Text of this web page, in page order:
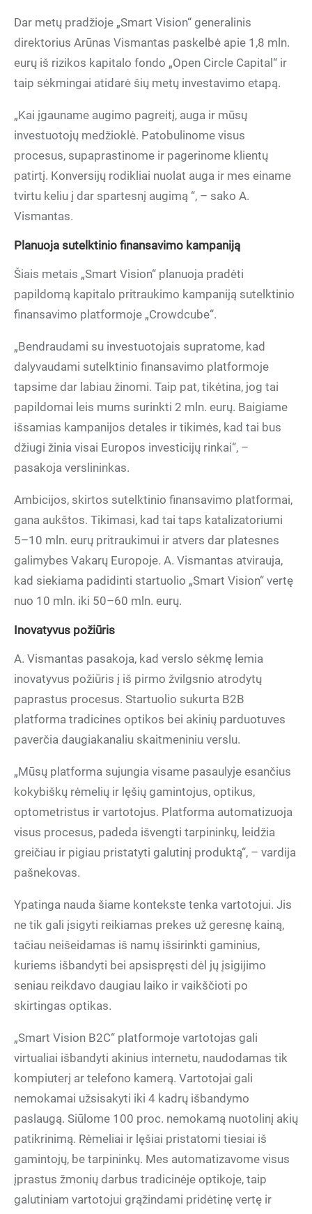
Dar metų pradžioje „Smart Vision“ generalinis
direktorius Arūnas Vismantas paskelbė apie 1,8 mln.
eurų iš rizikos kapitalo fondo „Open Circle Capital“ ir
taip sėkmingai atidarė šių metų investavimo etapą.
„Kai įgauname augimo pagreitį, auga ir mūsų
investuotojų medžioklė. Patobulinome visus
procesus, supaprastinome ir pagerinome klientų
patirtį. Konversijų rodikliai nuolat auga ir mes einame
tvirtu keliu į dar spartesnį augimą “, – sako A.
Vismantas.
Planuoja sutelktinio finansavimo kampaniją
Šiais metais „Smart Vision“ planuoja pradėti
papildomą kapitalo pritraukimo kampaniją sutelktinio
finansavimo platformoje „Crowdcube“.
„Bendraudami su investuotojais supratome, kad
dalyvaudami sutelktinio finansavimo platformoje
tapsime dar labiau žinomi. Taip pat, tikėtina, jog tai
papildomai leis mums surinkti 2 mln. eurų. Baigiame
išsamias kampanijos detales ir tikimės, kad tai bus
džiugi žinia visai Europos investicijų rinkai“, –
pasakoja verslininkas.
Ambicijos, skirtos sutelktinio finansavimo platformai,
gana aukštos. Tikimasi, kad tai taps katalizatoriumi
5–10 mln. eurų pritraukimui ir atvers dar platesnes
galimybes Vakarų Europoje. A. Vismantas atvirauja,
kad siekiama padidinti startuolio „Smart Vision“ vertę
nuo 10 mln. iki 50–60 mln. eurų.
Inovatyvus požiūris
A. Vismantas pasakoja, kad verslo sėkmę lemia
inovatyvus požiūris į iš pirmo žvilgsnio atrodytų
paprastus procesus. Startuolio sukurta B2B
platforma tradicines optikos bei akinių parduotuves
paverčia daugiakanaliu skaitmeniniu verslu.
„Mūsų platforma sujungia visame pasaulyje esančius
kokybiškų rėmelių ir lęšių gamintojus, optikus,
optometristus ir vartotojus. Platforma automatizuoja
visus procesus, padeda išvengti tarpininkų, leidžia
greičiau ir pigiau pristatyti galutinį produktą“, – vardija
pašnekovas.
Ypatinga nauda šiame kontekste tenka vartotojui. Jis
ne tik gali įsigyti reikiamas prekes už geresnę kainą,
tačiau neišeidamas iš namų išsirinkti gaminius,
kuriems išbandyti bei apsispręsti dėl jų įsigijimo
seniau reikdavo daugiau laiko ir vaikščioti po
skirtingas optikas.
„Smart Vision B2C“ platformoje vartotojas gali
virtualiai išbandyti akinius internetu, naudodamas tik
kompiuterį ar telefono kamerą. Vartotojai gali
nemokamai užsisakyti iki 4 kadrų išbandymo
paslaugą. Siūlome 100 proc. nemokamą nuotolinį akių
patikrinimą. Rėmeliai ir lęšiai pristatomi tiesiai iš
gamintojų, be tarpininkų. Mes automatizavome visus
įprastus žmonių darbus tradicinėje optikoje, taip
galutiniam vartotojui grąžindami pridėtinę vertę ir